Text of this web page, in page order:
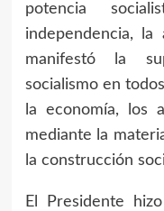
potencia
independencia,
manifestó la
socialismo en
la economía, los
mediante la
la construcción
El Presidente